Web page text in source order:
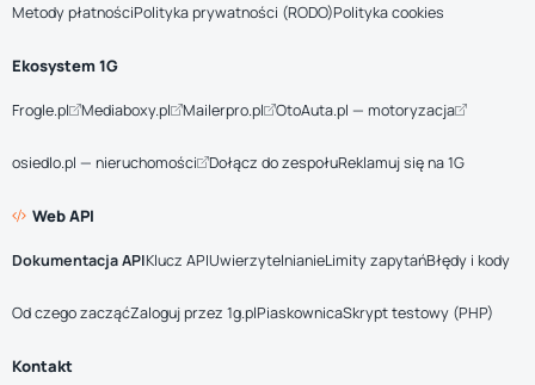
Metody płatnościPolityka prywatności (RODO)Polityka cookies
Ekosystem 1G
Frogle.pl Mediaboxy.pl Mailerpro.pl OtoAuta.pl — motoryzacja
osiedlo.pl — nieruchomości Dołącz do zespołuReklamuj się na 1G
Web API
Dokumentacja APIKlucz APIUwierzytelnianieLimity zapytańBłędy i kody
Od czego zacząćZaloguj przez 1g.plPiaskownicaSkrypt testowy (PHP)
Kontakt